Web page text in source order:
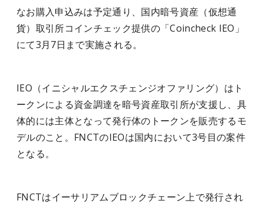
なお購入申込みは予定通り、国内暗号資産（仮想通
貨）取引所コインチェック提供の「Coincheck IEO」
にて3月7日まで実施される。
IEO（イニシャルエクスチェンジオファリング）はト
ークンによる資金調達を暗号資産取引所が支援し、具
体的には主体となって発行体のトークンを販売するモ
デルのこと。FNCTのIEOは国内において3号目の案件
となる。
FNCTはイーサリアムブロックチェーン上で発行され